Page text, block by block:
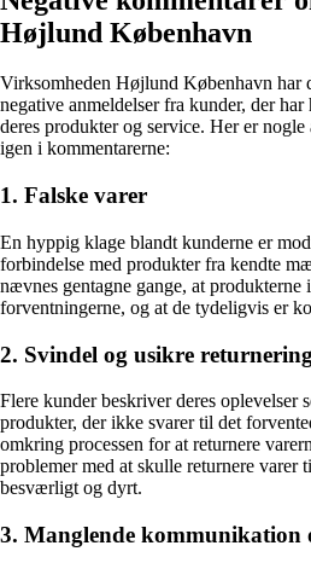
Højlund København
Virksomheden Højlund København har
negative anmeldelser fra kunder, der
deres produkter og service. Her er
igen i kommentarerne:
1. Falske varer
En hyppig klage blandt kunderne er
forbindelse med produkter fra kendte
nævnes gentagne gange, at produkterne
forventningerne, og at de tydeligvis er
2. Svindel og usikre
Flere kunder beskriver deres oplevelser
produkter, der ikke svarer til det
omkring processen for at returnere
problemer med at skulle returnere
besværligt og dyrt.
3. Manglende kommunikation